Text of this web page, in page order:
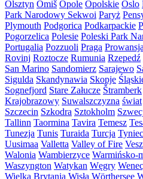
Olsztyn Omiš Opole Opolskie Oslo
Park Narodowy Sekwoi Paryż
Plymouth Podgorica Podkarpackie
Pogorzelica Polesie Poleski Park
Portugalia Pozzuoli Praga Prowansja
Rovinj Roztocze Rumunia Rzepedź
San Marino Sandomierz Sarajewo
Sigulda Skandynawia Skopje
Sognefjord Stare Załucze Štramberk
Krajobrazowy Suwalszczyzna świat
Szczecin Szkodra Sztokholm
Tallinn Taormina Tavira Temesz
Tunezja Tunis Turaida Turcja Tyniec
Uusimaa Valletta Valley of Fire
Walonia Wambierzyce Warmińsko-
Waszyngton Watykan Węgry
Wielka Brytania Wisła Wörthersee